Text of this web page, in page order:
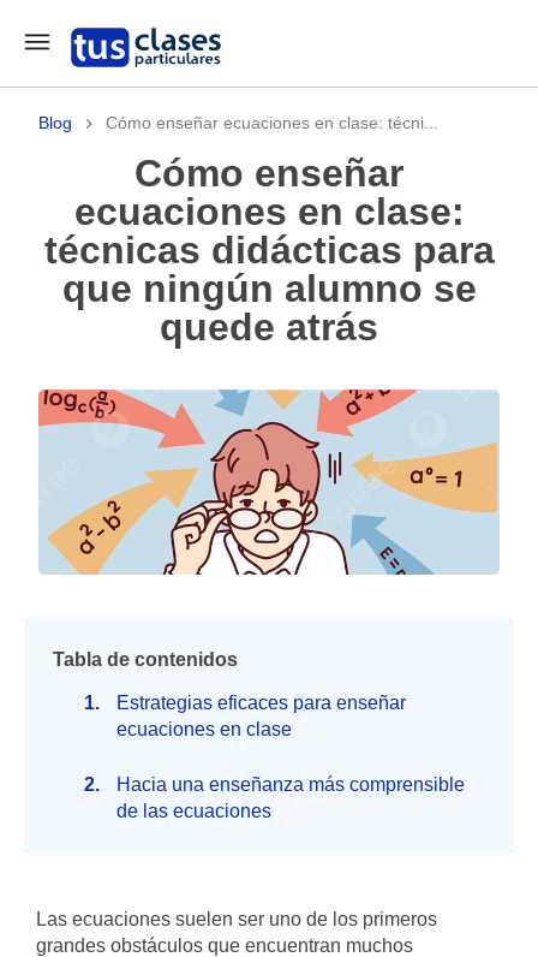
Blog Cómo enseñar ecuaciones en clase: técni...
Cómo enseñar
ecuaciones en clase:
técnicas didácticas para
que ningún alumno se
quede atrás
Tabla de contenidos
Estrategias eficaces para enseñar
ecuaciones en clase
Hacia una enseñanza más comprensible
de las ecuaciones
Las ecuaciones suelen ser uno de los primeros
grandes obstáculos que encuentran muchos